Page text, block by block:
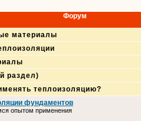
Форум
материалы
раздел)
теплоизоляцию?
фундаментов
опытом применения